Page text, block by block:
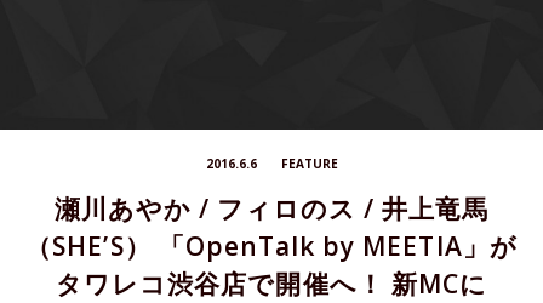
2016.6.6 FEATURE
瀬川あやか / フィロのス / 井上竜馬
（SHE’S） 「OpenTalk by MEETIA」が
タワレコ渋谷店で開催へ！ 新MCに